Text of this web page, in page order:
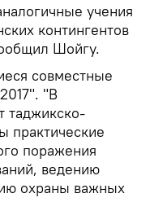
учения
контингентов
Шойгу.
совместные
"В
таджикско-
практические
поражения
ведению
охраны важных